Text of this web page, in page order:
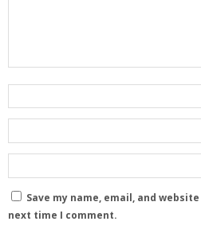
Save my name, email, and
next time I comment.